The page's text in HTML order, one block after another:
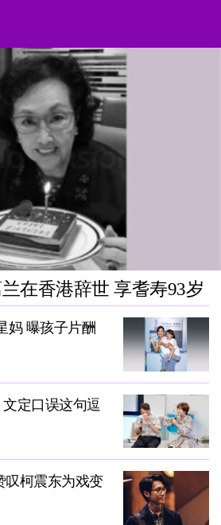
在香港辞世 享耆寿93岁
妈 曝孩子片酬
定口误这句逗
叹柯震东为戏变